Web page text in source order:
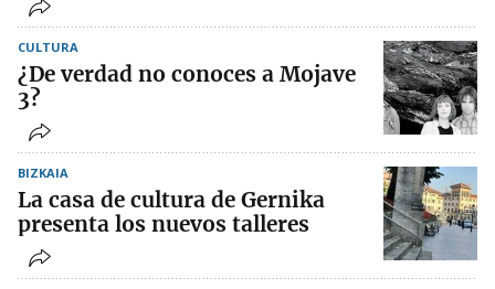
CULTURA
¿De verdad no conoces a Mojave
3?
BIZKAIA
La casa de cultura de Gernika
presenta los nuevos talleres